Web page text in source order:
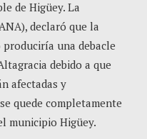
de Higüey. La
declaró que la
una debacle
debido a que
afectadas y
quede completamente
municipio Higüey.